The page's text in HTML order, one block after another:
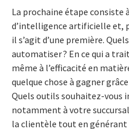
La prochaine étape consiste
d’intelligence artificielle et,
il s’agit d’une première.
automatiser ? En ce qui a
même à l’efficacité en
quelque chose à gagner
Quels outils souhaitez-vous
notamment à votre
la clientèle tout en générant